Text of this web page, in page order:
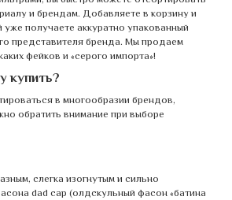
и брендам. Добавляете в корзину и
уже получаете аккуратно упакованный
представителя бренда. Мы продаем
фейков и «серого импорта»!
купить?
в многообразии брендов,
обратить внимание при выборе
слегка изогнутым и сильно
dad cap (олдскульный фасон «батина